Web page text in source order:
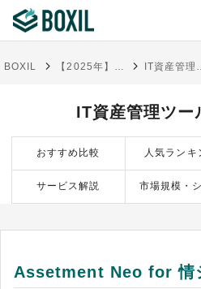
診断から探す(β版)
記事から探す
BOXIL 【2025年】IT資産管理ツール比較15選！選び方・おすすめサービス IT資
IT資産管理ツー
おすすめ比較 人気ランキ
サービス解説 市場規模・
Assetment Neo for 情